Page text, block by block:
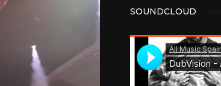
SOUNDCLOUD